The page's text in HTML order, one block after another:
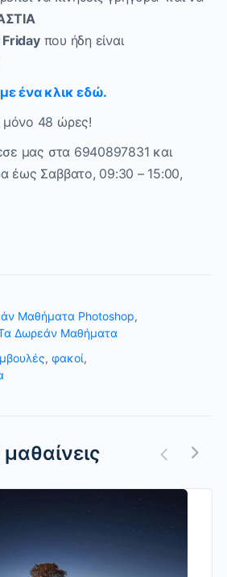
Fridayπου ήδη είναι
με ένα κλικ εδώ.
48 ώρες!
μας στα 6940897831 και
έως Σαββατο, 09:30 – 15:00,
Μαθήματα Photoshop,
Δωρεάν Μαθήματα
, φακοί,